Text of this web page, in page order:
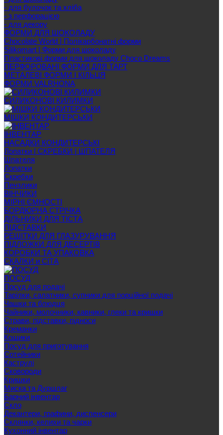
- для булочок та хліба
- з перфорацією
- для декору
ФОРМИ ДЛЯ ШОКОЛАДУ
Chocolate World | Полікарбонатні форми
Silikomart | Форми для шоколаду
Пластикові форми для шоколаду Choco Dreams
ПЕРФОРОВАНІ ФОРМИ ДЛЯ ТАРТ
МЕТАЛЕВІ ФОРМИ І КІЛЬЦЯ
ФОРМИ VALRHONA
СИЛИКОНОВІ КИЛИМКИ
МІШКИ КОНДИТЕРСЬКИ
ІНВЕНТАР
НАСАДКИ КОНДИТЕРСЬКІ
Лопатки | СКРЕБКИ | ШПАТЕЛЯ
Шпателя
Лопатки
Скребки
Пензлики
ВІНЧИКИ
МІРНІ ЄМНОСТІ
БОРДЮРНА СТРІЧКА
ДІЛЬНИКИ ДЛЯ ТІСТА
ПІДСТАВКИ
РЕШІТКИ ДЛЯ ГЛАЗУРУВАННЯ
ПІДЛОЖКИ ДЛЯ ДЕСЕРТІВ
КОРОБКИ ТА УПАКОВКА
СКАЛКИ и СІТА
ПОСУД
Посуд для подачі
Тарілки, салатники, супники для порційної подачі
Чашки та блюдця
Чайники, молочники, кавники, глеки та кришки
Страви, підставки, підноси
Креманки
Кошики
Посуд для приготування
Сотейники
Каструлі
Сковороди
Кришки
Миска та Дуршлаг
Барний інвентар
Скло
Декантери, графини, диспенсери
Склянки, келихи та чарки
Кухонний інвентар